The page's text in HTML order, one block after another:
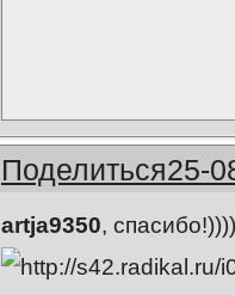
Поделиться25-
artja9350,